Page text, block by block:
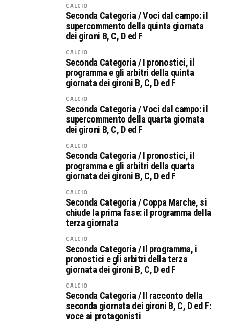
CALCIO
Seconda Categoria / Voci dal campo: il
supercommento della quinta giornata
dei gironi B, C, D ed F
CALCIO
Seconda Categoria / I pronostici, il
programma e gli arbitri della quinta
giornata dei gironi B, C, D ed F
CALCIO
Seconda Categoria / Voci dal campo: il
supercommento della quarta giornata
dei gironi B, C, D ed F
CALCIO
Seconda Categoria / I pronostici, il
programma e gli arbitri della quarta
giornata dei gironi B, C, D ed F
CALCIO
Seconda Categoria / Coppa Marche, si
chiude la prima fase: il programma della
terza giornata
CALCIO
Seconda Categoria / Il programma, i
pronostici e gli arbitri della terza
giornata dei gironi B, C, D ed F
CALCIO
Seconda Categoria / Il racconto della
seconda giornata dei gironi B, C, D ed F:
voce ai protagonisti